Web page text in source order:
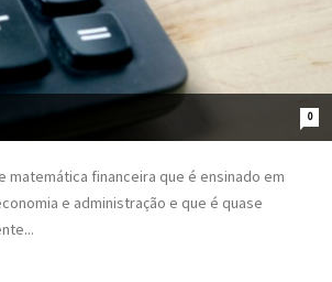
0
matemática financeira que é ensinado em
e administração e que é quase